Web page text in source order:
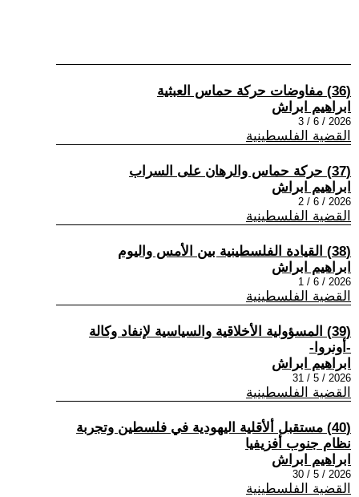
(36) مفاوضات حركة حماس العبثية
ابراهيم ابراش
2026 / 6 / 3
القضية الفلسطينية
(37) حركة حماس والرهان على السراب
ابراهيم ابراش
2026 / 6 / 2
القضية الفلسطينية
(38) القيادة الفلسطينية بين الأمس واليوم
ابراهيم ابراش
2026 / 6 / 1
القضية الفلسطينية
(39) المسؤولية الأخلاقية والسياسية لإنفاد وكالة
-أونروا-
ابراهيم ابراش
2026 / 5 / 31
القضية الفلسطينية
(40) مستقبل ألأقلية اليهودية في فلسطين وتجربة
نظام جنوب أفزيفيا
ابراهيم ابراش
2026 / 5 / 30
القضية الفلسطينية